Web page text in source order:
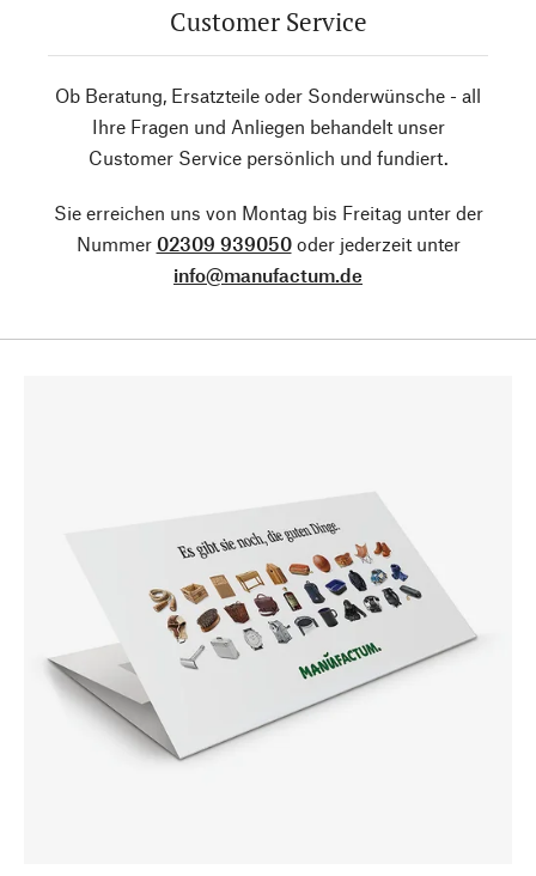
Customer Service
Ob Beratung, Ersatzteile oder Sonderwünsche - all
Ihre Fragen und Anliegen behandelt unser
Customer Service persönlich und fundiert.
Sie erreichen uns von Montag bis Freitag unter der
Nummer 02309 939050oder jederzeit unter
info@manufactum.de